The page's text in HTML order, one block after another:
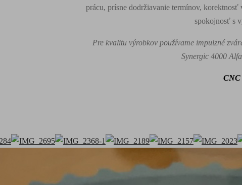
prácu, prísne dodržiavanie termínov,
spokojnosť s
Pre kvalitu výrobkov používame impulzné
Synergic 4000
CNC